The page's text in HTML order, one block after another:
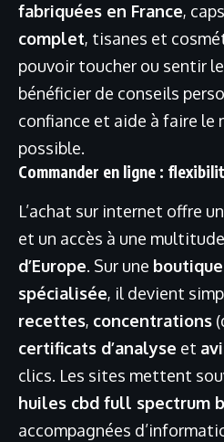
fabriquées en France,
complet, tisanes et
pouvoir toucher ou sentir
bénéficier de conseils
confiance et aide à faire le
possible.
Commander en ligne :
L’achat sur internet offre
et un accès à une
d’Europe. Sur une
spécialisée, il devient
recettes, concentrations
certificats d’analyse et
clics. Les sites mettent
huiles cbd full spectrum
accompagnées